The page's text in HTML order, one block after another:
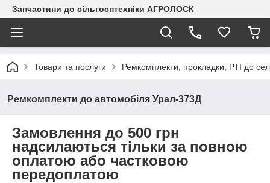
Запчастини до сільгосптехніки АГРОЛОСК
Товари та послуги Ремкомплекти, прокладки, РТІ до
Ремкомплекти до автомобіля Урал-373Д
Замовлення до 500 грн
надсилаються тільки за повною
оплатою або частковою
передоплатою